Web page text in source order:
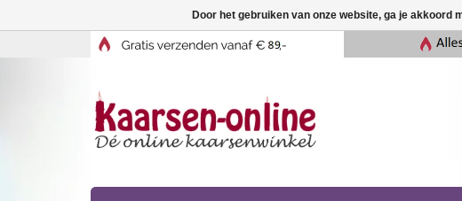
Door het gebruiken van onze website, ga je